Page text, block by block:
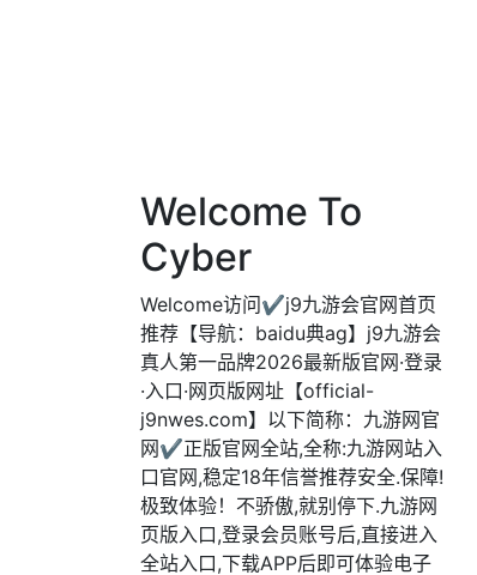
Welcome To
Cyber
Welcome访问✔j9九游会官网首页
推荐【导航：baidu典ag】j9九游会
真人第一品牌2026最新版官网·登录
·入口·网页版网址【official-
j9nwes.com】以下简称：九游网官
网✔正版官网全站,全称:九游网站入
口官网,稳定18年信誉推荐安全.保障!
极致体验！不骄傲,就别停下.九游网
页版入口,登录会员账号后,直接进入
全站入口,下载APP后即可体验电子